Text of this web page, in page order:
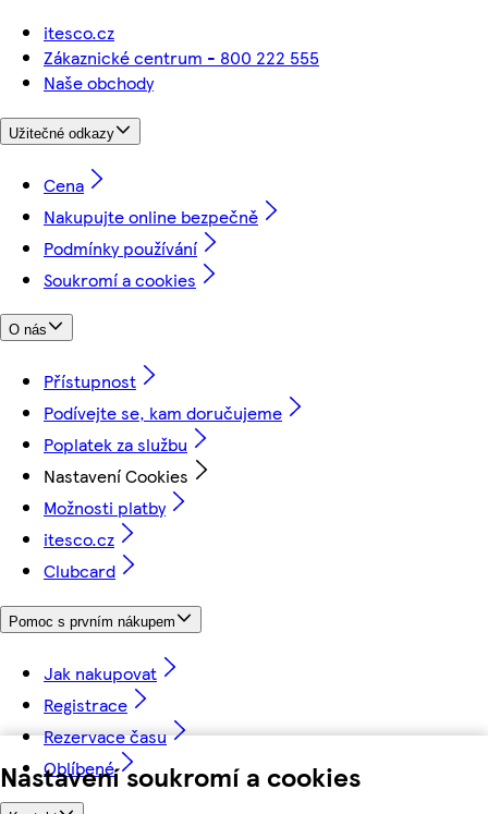
Nastavení soukromí a cookies
itesco.cz
Zákaznické centrum - 800 222 555
Naše obchody
Užitečné odkazy
Cena
Nakupujte online bezpečně
Podmínky používání
Soukromí a cookies
O nás
Přístupnost
Podívejte se, kam doručujeme
Poplatek za službu
Nastavení Cookies
Možnosti platby
itesco.cz
Clubcard
Pomoc s prvním nákupem
Jak nakupovat
Registrace
Rezervace času
Oblíbené